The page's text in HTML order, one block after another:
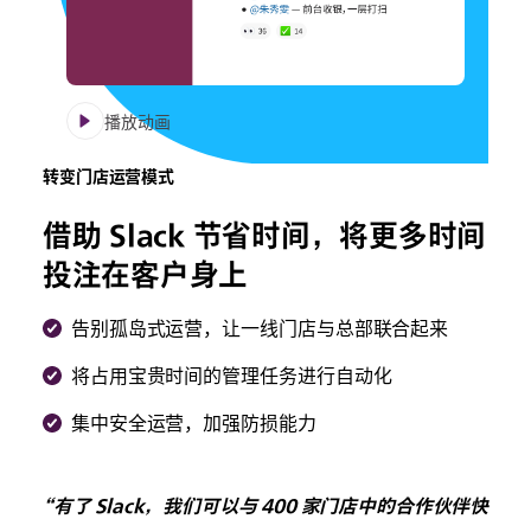
播放动画
转变门店运营模式
借助 Slack 节省时间，将更多时间
投注在客户身上
告别孤岛式运营，让一线门店与总部联合起来
将占用宝贵时间的管理任务进行自动化
集中安全运营，加强防损能力
“有了 Slack，我们可以与 400 家门店中的合作伙伴快